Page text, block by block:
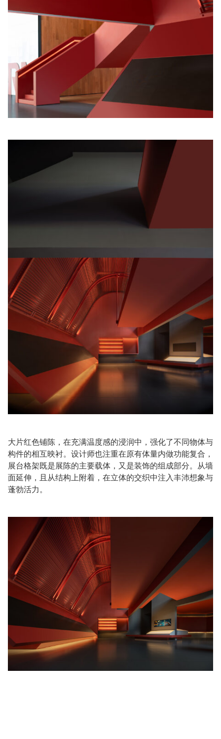
大片红色铺陈，在充满温度感的浸润中，强化了不同物体与
构件的相互映衬。设计师也注重在原有体量内做功能复合，
展台格架既是展陈的主要载体，又是装饰的组成部分。从墙
面延伸，且从结构上附着，在立体的交织中注入丰沛想象与
蓬勃活力。